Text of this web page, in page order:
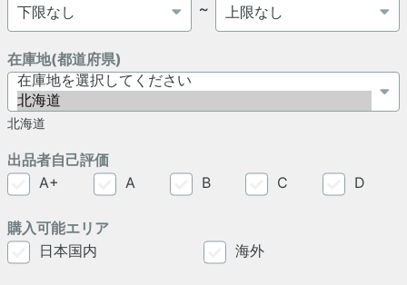
～
在庫地(都道府県)
北海道
出品者自己評価
A+
A B C D
購入可能エリア
日本国内
海外